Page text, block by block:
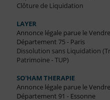
Clôture de Liquidation
LAYER
Annonce légale parue le
Département 75 - Paris
Dissolution sans Liquidation
Patrimoine - TUP)
SO'HAM THERAPIE
Annonce légale parue le
Département 91 - Essonne